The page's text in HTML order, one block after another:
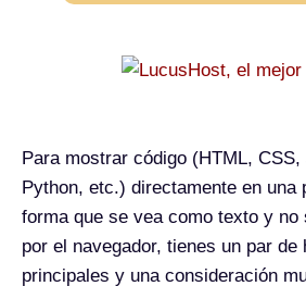
Para mostrar código (HTML,
Python, etc.) directamente en una
forma que se vea como texto y no
por el navegador, tienes un par de
principales y una consideración